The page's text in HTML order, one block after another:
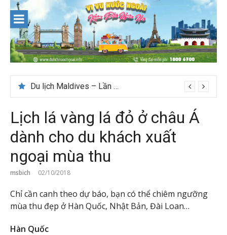
content
Du lịch Maldives – Lần đầu nên đi đâu, chơi gì?
Lịch lá vàng lá đỏ ở châu Á
dành cho du khách xuất
ngoại mùa thu
msbich 02/10/2018
Chỉ cần canh theo dự báo, bạn có thể chiêm ngưỡng
mùa thu đẹp ở Hàn Quốc, Nhật Bản, Đài Loan…
Hàn Quốc